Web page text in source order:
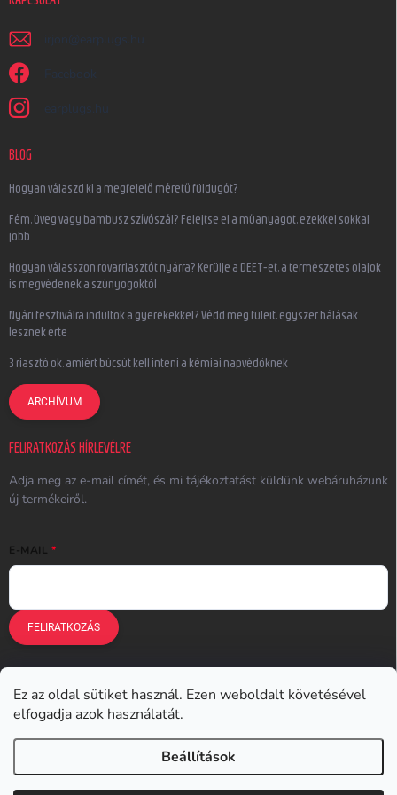
Ez az oldal sütiket használ. Ezen weboldalt követésével
elfogadja azok használatát.
Beállítások
irjon @ earplugs.hu
Facebook
earplugs.hu
BLOG
Hogyan válaszd ki a megfelelő méretű füldugót?
Fém, üveg vagy bambusz szívószál? Felejtse el a műanyagot, ezekkel sokkal
jobb
Hogyan válasszon rovarriasztót nyárra? Kerülje a DEET-et, a természetes olajok
is megvédenek a szúnyogoktól
Nyári fesztiválra indultok a gyerekekkel? Védd meg füleit, egyszer hálásak
lesznek érte
3 riasztó ok, amiért búcsút kell inteni a kémiai napvédőknek
ARCHÍVUM
FELIRATKOZÁS HÍRLEVÉLRE
Adja meg az e-mail címét, és mi tájékoztatást küldünk webáruházunk
új termékeiről.
E-MAIL
FELIRATKOZÁS
Earplugs.cz Earplugs.sk
Earplugs.at Earplugs.ro Lunesto.cz